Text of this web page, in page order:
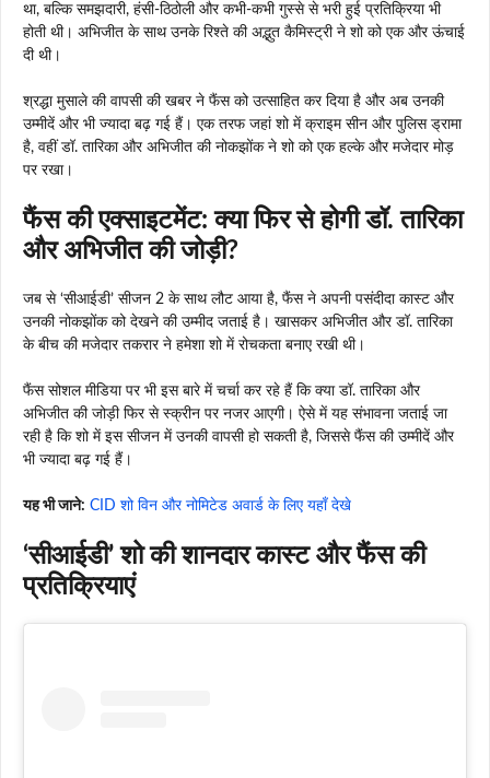
था, बल्कि समझदारी, हंसी-ठिठोली और कभी-कभी गुस्से से भरी हुई प्रतिक्रिया भी
होती थी। अभिजीत के साथ उनके रिश्ते की अद्भुत कैमिस्ट्री ने शो को एक और ऊंचाई
दी थी।
श्रद्धा मुसाले की वापसी की खबर ने फैंस को उत्साहित कर दिया है और अब उनकी
उम्मीदें और भी ज्यादा बढ़ गई हैं। एक तरफ जहां शो में क्राइम सीन और पुलिस ड्रामा
है, वहीं डॉ. तारिका और अभिजीत की नोकझोंक ने शो को एक हल्के और मजेदार मोड़
पर रखा।
फैंस की एक्साइटमेंट: क्या फिर से होगी डॉ. तारिका
और अभिजीत की जोड़ी?
जब से ‘सीआईडी’ सीजन 2 के साथ लौट आया है, फैंस ने अपनी पसंदीदा कास्ट और
उनकी नोकझोंक को देखने की उम्मीद जताई है। खासकर अभिजीत और डॉ. तारिका
के बीच की मजेदार तकरार ने हमेशा शो में रोचकता बनाए रखी थी।
फैंस सोशल मीडिया पर भी इस बारे में चर्चा कर रहे हैं कि क्या डॉ. तारिका और
अभिजीत की जोड़ी फिर से स्क्रीन पर नजर आएगी। ऐसे में यह संभावना जताई जा
रही है कि शो में इस सीजन में उनकी वापसी हो सकती है, जिससे फैंस की उम्मीदें और
भी ज्यादा बढ़ गई हैं।
यह भी जाने: CID शो विन और नोमिटेड अवार्ड के लिए यहाँ देखे
‘सीआईडी’ शो की शानदार कास्ट और फैंस की
प्रतिक्रियाएं